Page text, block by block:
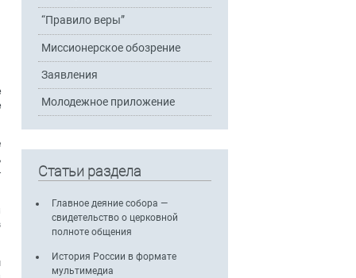
“Правило веры”
Миссионерское обозрение
Заявления
Молодежное приложение
Статьи раздела
Главное деяние собора —
свидетельство о церковной
полноте общения
История России в формате
мультимедиа